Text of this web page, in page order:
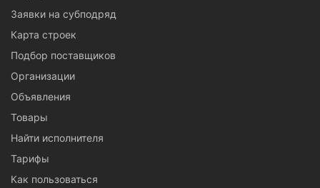
Заявки на субподряд
Карта строек
Подбор поставщиков
Организации
Объявления
Товары
Найти исполнителя
Тарифы
Как пользоваться